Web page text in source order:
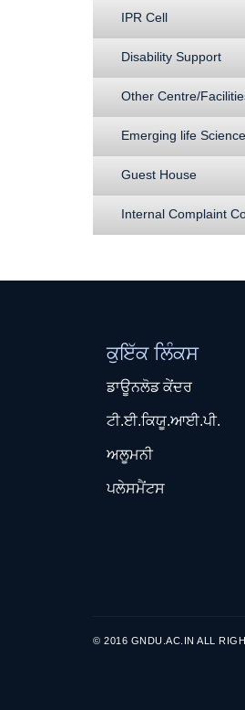
IPR Cell
Disability Support
Other Centre/
Emerging life
Guest House
Internal Complaint
ਕੁਇੱਕ ਲਿੰਕਸ
ਡਾਊਨਲੋਡ ਕੇਂਦਰ
ਟੀ.ਈ.ਕਿਯੂ.ਆਈ.ਪੀ.
ਅਲੂਮਨੀ
ਪਲੇਸਮੈਂਟਸ
© 2016 GNDU.AC.IN ALL